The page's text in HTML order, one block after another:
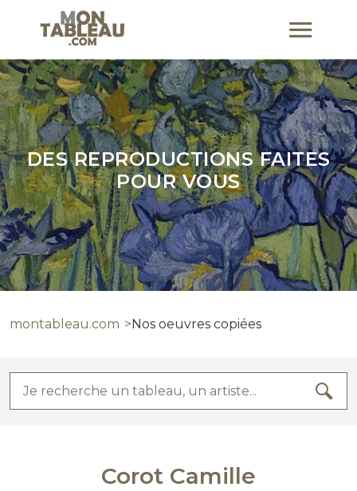
DES REPRODUCTIONS FAITES
POUR VOUS
montableau.com Nos oeuvres copiées
Corot Camille